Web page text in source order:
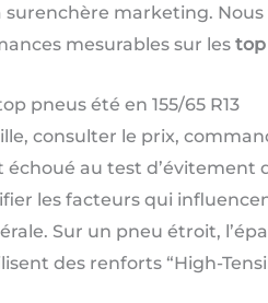
marketing.
mesurables sur les top
pneus été en 155/65 R13
consulter le prix,
au test d’évitement
les facteurs qui
Sur un pneu étroit,
des renforts “High-